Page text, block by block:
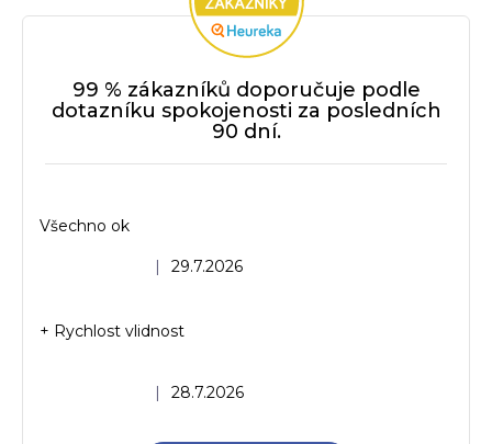
99 % zákazníků doporučuje podle
dotazníku spokojenosti za posledních
90 dní.
Hodnocení obchodu je 5 z 5 hvězdiček.
| 29.7.2026
Všechno ok
Hodnocení obchodu je 5 z 5 hvězdiček.
| 28.7.2026
+ Rychlost vlidnost